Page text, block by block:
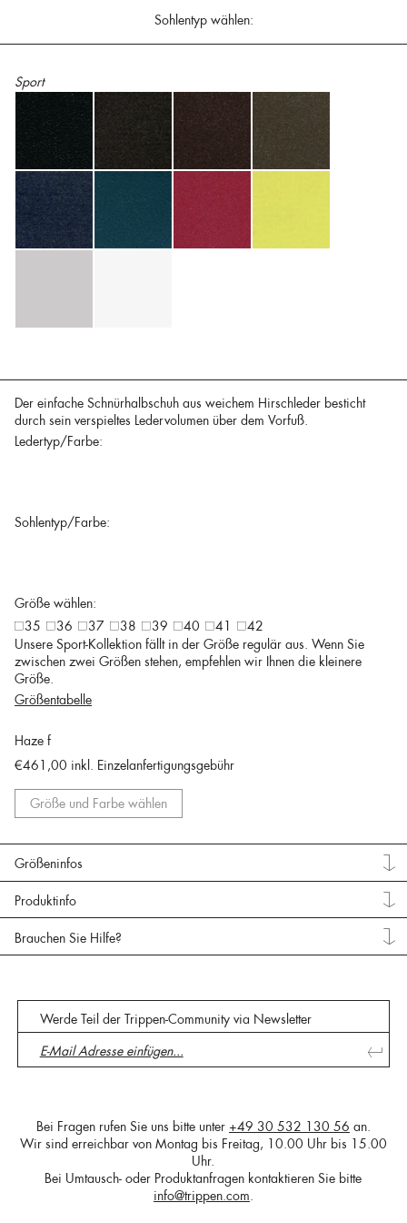
Sohlentyp wählen:
Sport
Der einfache Schnürhalbschuh aus weichem Hirschleder besticht
durch sein verspieltes Ledervolumen über dem Vorfuß.
Ledertyp/Farbe:
Sohlentyp/Farbe:
Größe wählen:
35
36 37 38 39 40 41
42
Unsere Sport-Kollektion fällt in der Größe regulär aus. Wenn Sie
zwischen zwei Größen stehen, empfehlen wir Ihnen die kleinere
Größe.
Größentabelle
Haze f
€461,00 inkl. Einzelanfertigungsgebühr
Größe und Farbe wählen
Größeninfos
Produktinfo
Brauchen Sie Hilfe?
Werde Teil der Trippen-Community via Newsletter
Bei Fragen rufen Sie uns bitte unter +49 30 532 130 56 an.
Wir sind erreichbar von Montag bis Freitag, 10.00 Uhr bis 15.00
Uhr.
Bei Umtausch- oder Produktanfragen kontaktieren Sie bitte
info@trippen.com.